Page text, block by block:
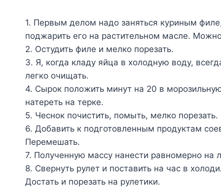
1. Первым делом надо заняться куриным
поджарить его на растительном масле.
2. Остудить филе и мелко порезать.
3. Я, когда кладу яйца в холодную воду,
легко очищать.
4. Сырок положить минут на 20 в
натереть на терке.
5. Чеснок почистить, помыть, мелко порезать.
6. Добавить к подготовленным продуктам
Перемешать.
7. Полученную массу нанести равномерно на
8. Свернуть рулет и поставить на час в
Достать и порезать на рулетики.